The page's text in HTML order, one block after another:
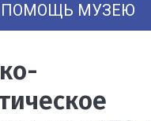
ПОМОЩЬ МУЗЕЮ